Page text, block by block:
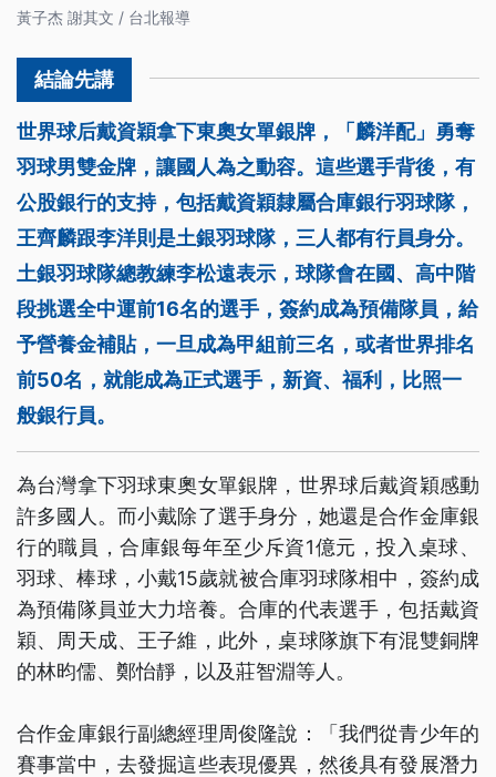
黃子杰 謝其文 / 台北報導
世界球后戴資穎拿下東奧女單銀牌，「麟洋配」勇奪
羽球男雙金牌，讓國人為之動容。這些選手背後，有
公股銀行的支持，包括戴資穎隸屬合庫銀行羽球隊，
王齊麟跟李洋則是土銀羽球隊，三人都有行員身分。
土銀羽球隊總教練李松遠表示，球隊會在國、高中階
段挑選全中運前16名的選手，簽約成為預備隊員，給
予營養金補貼，一旦成為甲組前三名，或者世界排名
前50名，就能成為正式選手，新資、福利，比照一
般銀行員。
為台灣拿下羽球東奧女單銀牌，世界球后戴資穎感動
許多國人。而小戴除了選手身分，她還是合作金庫銀
行的職員，合庫銀每年至少斥資1億元，投入桌球、
羽球、棒球，小戴15歲就被合庫羽球隊相中，簽約成
為預備隊員並大力培養。合庫的代表選手，包括戴資
穎、周天成、王子維，此外，桌球隊旗下有混雙銅牌
的林昀儒、鄭怡靜，以及莊智淵等人。
合作金庫銀行副總經理周俊隆說：「我們從青少年的
賽事當中，去發掘這些表現優異，然後具有發展潛力